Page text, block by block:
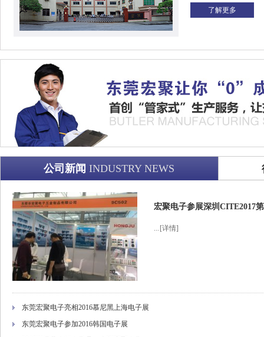
了解更多
公司新闻 INDUSTRY NEWS
宏聚电子参展深圳CITE2017
... [详情]
东莞宏聚电子亮相2016慕尼黑上海电子展
东莞宏聚电子参加2016韩国电子展